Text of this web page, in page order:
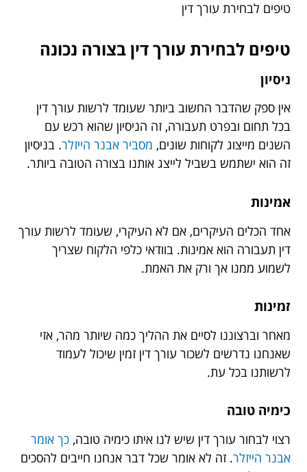
טיפים לבחירת עורך דין
טיפים לבחירת עורך דין בצורה נכונה
ניסיון
אין ספק שהדבר החשוב ביותר שעומד לרשות עורך דין
בכל תחום ובפרט תעבורה, זה הניסיון שהוא רכש עם
השנים מייצוג לקוחות שונים, מסביר אבנר הייזלר. בניסיון
זה הוא ישתמש בשביל לייצג אותנו בצורה הטובה ביותר.
אמינות
אחד הכלים העיקרים, אם לא העיקרי, שעומד לרשות עורך
דין תעבורה הוא אמינות. בוודאי כלפי הלקוח שצריך
לשמוע ממנו אך ורק את האמת.
זמינות
מאחר וברצוננו לסיים את ההליך כמה שיותר מהר, אזי
שאנחנו נדרשים לשכור עורך דין זמין שיכול לעמוד
לרשותנו בכל עת.
כימיה טובה
רצוי לבחור עורך דין שיש לנו איתו כימיה טובה, כך אומר
אבנר הייזלר. זה לא אומר שכל דבר אנחנו חייבים להסכים